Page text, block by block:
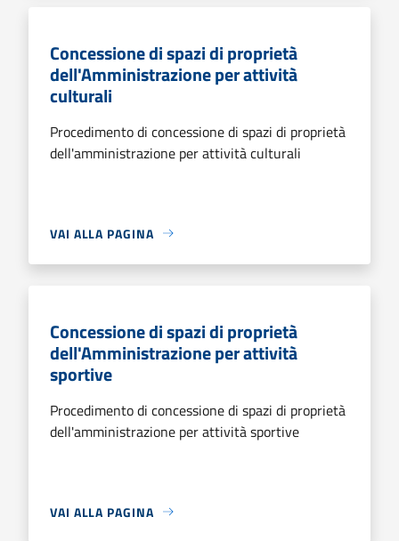
Concessione di spazi di proprietà
dell'Amministrazione per attività
culturali
Procedimento di concessione di spazi di proprietà
dell'amministrazione per attività culturali
VAI ALLA PAGINA
Concessione di spazi di proprietà
dell'Amministrazione per attività
sportive
Procedimento di concessione di spazi di proprietà
dell'amministrazione per attività sportive
VAI ALLA PAGINA